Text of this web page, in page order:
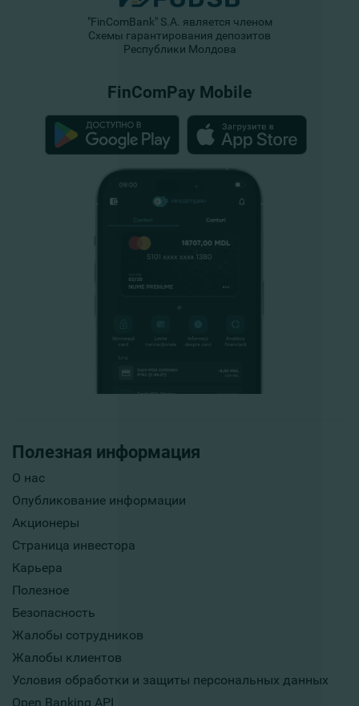
Полезная информация
О нас
Опубликование информации
Акционеры
Страница инвестора
Карьера
Полезное
Безопасность
Жалобы сотрудников
Жалобы клиентов
Условия обработки и защиты персональных данных
Open Banking API
"FinComBank" S.A. является членом
Схемы гарантирования депозитов
Республики Молдова
FinComPay Mobile